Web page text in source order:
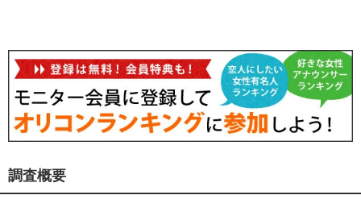
調査概要